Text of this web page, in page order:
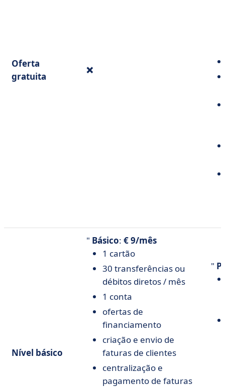
Oferta
gratuita
❌
Nível básico
" Básico: € 9/mês
1 cartão
30 transferências ou
débitos diretos / mês
1 conta
ofertas de
financiamento
criação e envio de
faturas de clientes
centralização e
pagamento de faturas
"